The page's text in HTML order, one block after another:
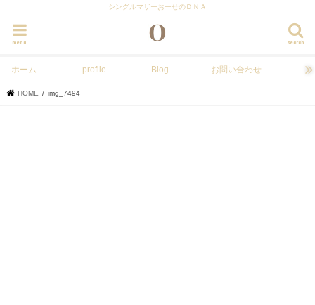
シングルマザーおーせのＤＮＡ
search
menu
ホーム profile Blog お問い合わせ
HOME img_7494